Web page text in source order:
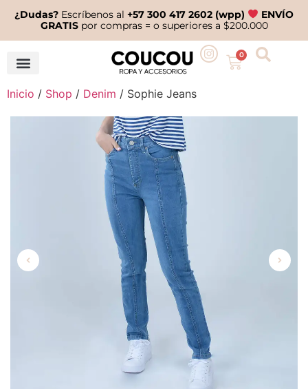
¿Dudas? Escríbenos al+57 300 417 2602 (wpp)
ENVÍO
GRATISpor compras = o superiores a $200.000
0
Inicio / Shop / Denim / Sophie Jeans